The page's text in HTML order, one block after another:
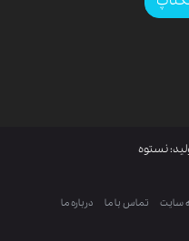
نستوه
سایت تماس با ما درباره ما